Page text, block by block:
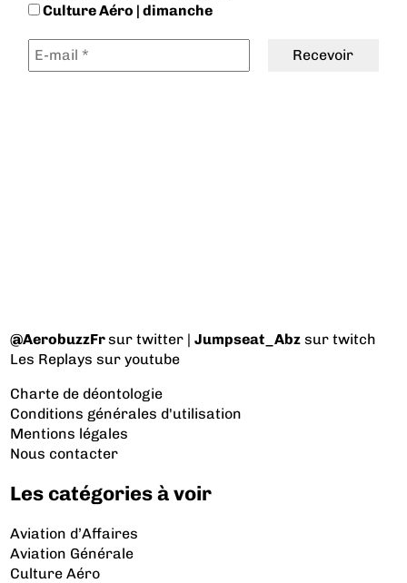
Culture Aéro | dimanche
@AerobuzzFrsur twitter |Jumpseat_Abz sur twitch
Les Replays sur youtube
Charte de déontologie
Conditions générales d'utilisation
Mentions légales
Nous contacter
Les catégories à voir
Aviation d’Affaires
Aviation Générale
Culture Aéro